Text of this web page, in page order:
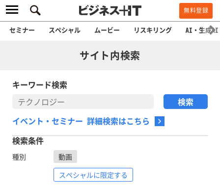
無料登録
セミナー スペシャル ムービー リスキリング AI・生成AI
サイト内検索
キーワード検索
イベント・セミナー 詳細検索はこちら
検索条件
種別
動画
スペシャルに限定する